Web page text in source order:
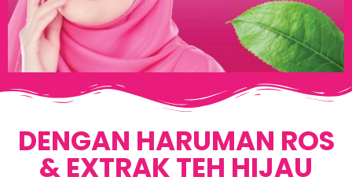
DENGAN HARUMAN ROS
& EXTRAK TEH HIJAU